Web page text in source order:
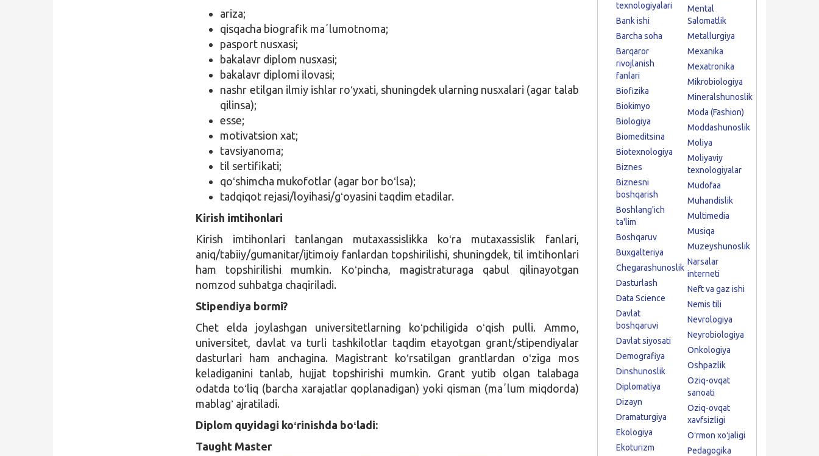
ariza;
qisqacha biografik maʼlumotnoma;
pasport nusxasi;
bakalavr diplom nusxasi;
bakalavr diplomi ilovasi;
nashr etilgan ilmiy ishlar roʻyxati, shuningdek ularning nusxalari (agar talab
qilinsa);
esse;
motivatsion xat;
tavsiyanoma;
til sertifikati;
qoʻshimcha mukofotlar (agar bor boʻlsa);
tadqiqot rejasi/loyihasi/gʻoyasini taqdim etadilar.
Kirish imtihonlari
Kirish imtihonlari tanlangan mutaxassislikka koʻra mutaxassislik fanlari,
aniq/tabiiy/gumanitar/ijtimoiy fanlardan topshirilishi, shuningdek, til imtihonlari
ham topshirilishi mumkin. Koʻpincha, magistraturaga qabul qilinayotgan
nomzod suhbatga chaqiriladi.
Stipendiya bormi?
Chet elda joylashgan universitetlarning koʻpchiligida oʻqish pulli. Ammo,
universitet, davlat va turli tashkilotlar taqdim etayotgan grant/stipendiyalar
dasturlari ham anchagina. Magistrant koʻrsatilgan grantlardan oʻziga mos
keladiganini tanlab, hujjat topshirishi mumkin. Grant yutib olgan talabaga
odatda toʻliq (barcha xarajatlar qoplanadigan) yoki qisman (maʼlum miqdorda)
mablagʻ ajratiladi.
Diplom quyidagi koʻrinishda boʻladi:
Taught Master
texnologiyalari
Bank ishi
Barcha soha
Barqaror
rivojlanish
fanlari
Biofizika
Biokimyo
Biologiya
Biomeditsina
Biotexnologiya
Biznes
Biznesni
boshqarish
Boshlang'ich
ta'lim
Boshqaruv
Buxgalteriya
Chegarashunoslik
Dasturlash
Data Science
Davlat
boshqaruvi
Davlat siyosati
Demografiya
Dinshunoslik
Diplomatiya
Dizayn
Dramaturgiya
Ekologiya
Ekoturizm
Mental
Salomatlik
Metallurgiya
Mexanika
Mexatronika
Mikrobiologiya
Mineralshunoslik
Moda (Fashion)
Moddashunoslik
Moliya
Moliyaviy
texnologiyalar
Mudofaa
Muhandislik
Multimedia
Musiqa
Muzeyshunoslik
Narsalar
interneti
Neft va gaz ishi
Nemis tili
Nevrologiya
Neyrobiologiya
Onkologiya
Oshpazlik
Oziq-ovqat
sanoati
Oziq-ovqat
xavfsizligi
Oʻrmon xoʻjaligi
Pedagogika